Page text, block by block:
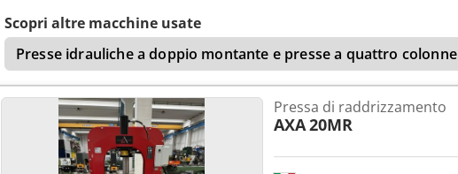
Scopri altre macchine usate
Presse idrauliche a doppio montante e presse a quattro colonne
Pressa di raddrizzamento
AXA20MR